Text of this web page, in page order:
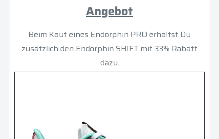
Angebot
Beim Kauf eines Endorphin PRO erhältst Du
zusätzlich den Endorphin SHIFT mit 33% Rabatt
dazu.